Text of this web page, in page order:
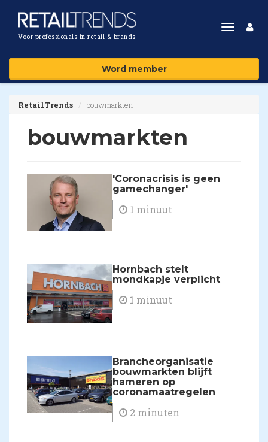
Voor professionals in retail & brands
Toggle
Word member
RetailTrends bouwmarkten
bouwmarkten
'Coronacrisis is geen
gamechanger'
1 minuut
Hornbach stelt
mondkapje verplicht
1 minuut
Brancheorganisatie
bouwmarkten blijft
hameren op
coronamaatregelen
2 minuten